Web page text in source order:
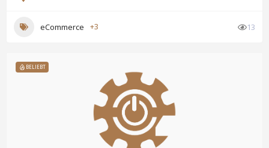
eCommerce +3 13
BELIEBT